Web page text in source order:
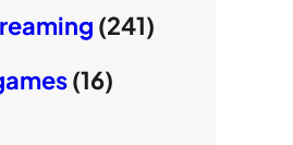
(241)
(16)